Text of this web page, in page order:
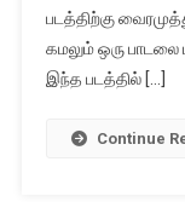
படத்திற்கு
கமலும் ஒரு பாடலை
இந்த படத்தில் […]
Continue